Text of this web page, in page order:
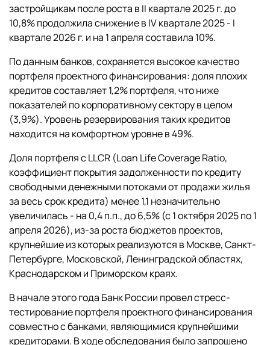
застройщикам после роста в II квартале 2025 г. до
10,8% продолжила снижение в IV квартале 2025 - I
квартале 2026 г. и на 1 апреля составила 10%.
По данным банков, сохраняется высокое качество
портфеля проектного финансирования: доля плохих
кредитов составляет 1,2% портфеля, что ниже
показателей по корпоративному сектору в целом
(3,9%). Уровень резервирования таких кредитов
находится на комфортном уровне в 49%.
Доля портфеля с LLCR (Loan Life Coverage Ratio,
коэффициент покрытия задолженности по кредиту
свободными денежными потоками от продажи жилья
за весь срок кредита) менее 1,1 незначительно
увеличилась - на 0,4 п.п., до 6,5% (с 1 октября 2025 по 1
апреля 2026), из-за роста бюджетов проектов,
крупнейшие из которых реализуются в Москве, Санкт-
Петербурге, Московской, Ленинградской областях,
Краснодарском и Приморском краях.
В начале этого года Банк России провел стресс-
тестирование портфеля проектного финансирования
совместно с банками, являющимися крупнейшими
кредиторами. В ходе обследования было запрошено